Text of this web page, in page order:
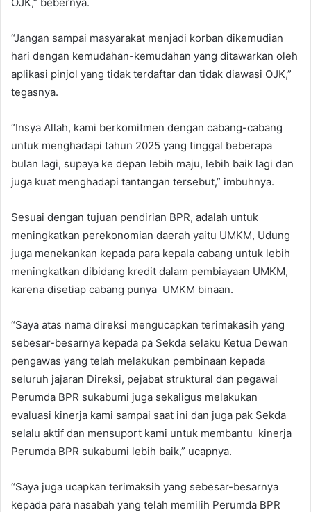
“Jangan sampai masyarakat menjadi korban dikemudian
hari dengan kemudahan-kemudahan yang ditawarkan oleh
aplikasi pinjol yang tidak terdaftar dan tidak diawasi OJK,”
tegasnya.
“Insya Allah, kami berkomitmen dengan cabang-cabang
untuk menghadapi tahun 2025 yang tinggal beberapa
bulan lagi, supaya ke depan lebih maju, lebih baik lagi dan
juga kuat menghadapi tantangan tersebut,” imbuhnya.
Sesuai dengan tujuan pendirian BPR, adalah untuk
meningkatkan perekonomian daerah yaitu UMKM, Udung
juga menekankan kepada para kepala cabang untuk lebih
meningkatkan dibidang kredit dalam pembiayaan UMKM,
karena disetiap cabang punya UMKM binaan.
“Saya atas nama direksi mengucapkan terimakasih yang
sebesar-besarnya kepada pa Sekda selaku Ketua Dewan
pengawas yang telah melakukan pembinaan kepada
seluruh jajaran Direksi, pejabat struktural dan pegawai
Perumda BPR sukabumi juga sekaligus melakukan
evaluasi kinerja kami sampai saat ini dan juga pak Sekda
selalu aktif dan mensuport kami untuk membantu kinerja
Perumda BPR sukabumi lebih baik,” ucapnya.
“Saya juga ucapkan terimaksih yang sebesar-besarnya
kepada para nasabah yang telah memilih Perumda BPR